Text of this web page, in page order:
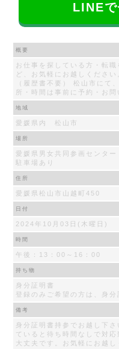
LINE
概要
お仕事を探している方・転
ど、お気軽にお越しくださ
（履歴書不要） 松山市にて
所・時間は事前に予約・お問
地域
愛媛県内 松山市
場所
愛媛県男女共同参画センター
駐車場あり
住所
愛媛県松山市山越町450
日付
2024年10月03日(木曜日)
時間
午後：13：00～16：00
持ち物
身分証明書
登録のみご希望の方は、身分
備考
身分証明書持参でお越し下
ていると待ち時間なしで対
大丈夫です。お気軽にお越し